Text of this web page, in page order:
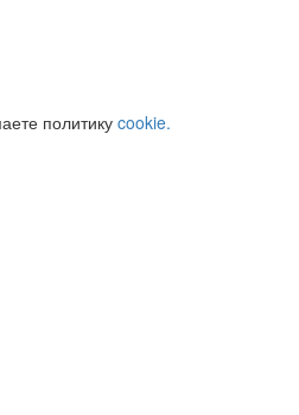
политику cookie.